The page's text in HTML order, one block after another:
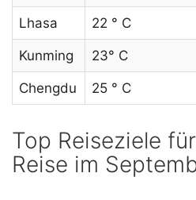
Lhasa 22 ° C
Kunming 23° C
Chengdu 25 ° C
Top Reiseziele
Reise im